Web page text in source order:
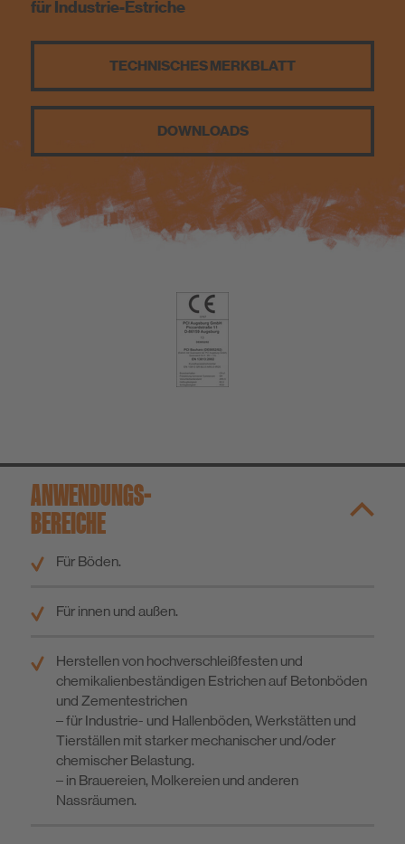
DIY
für Industrie-Estriche
TECHNISCHES MERKBLATT
DOWNLOADS
ANWENDUNGS­
BEREICHE
Für Böden.
Für innen und außen.
Herstellen von hochverschleißfesten und
chemikalienbeständigen Estrichen auf Betonböden
und Zementestrichen
– für Industrie- und Hallenböden, Werkstätten und
Tierställen mit starker mechanischer und/oder
chemischer Belastung.
– in Brauereien, Molkereien und anderen
Nassräumen.